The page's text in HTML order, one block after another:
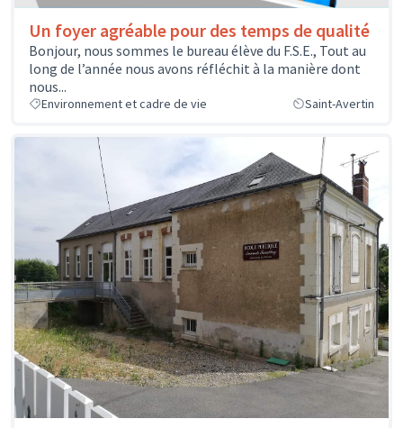
Un foyer agréable pour des temps de qualité
Bonjour, nous sommes le bureau élève du F.S.E., Tout au
long de l’année nous avons réfléchit à la manière dont
nous...
Environnement et cadre de vie Saint-Avertin